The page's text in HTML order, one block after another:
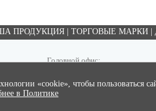
ПРОДУКЦИЯ ТОРГОВЫЕ МАРКИ
Головной офис:
Тел.: 8(4932) 345-222, 410-869
«cookie», чтобы пользоваться
в Политике